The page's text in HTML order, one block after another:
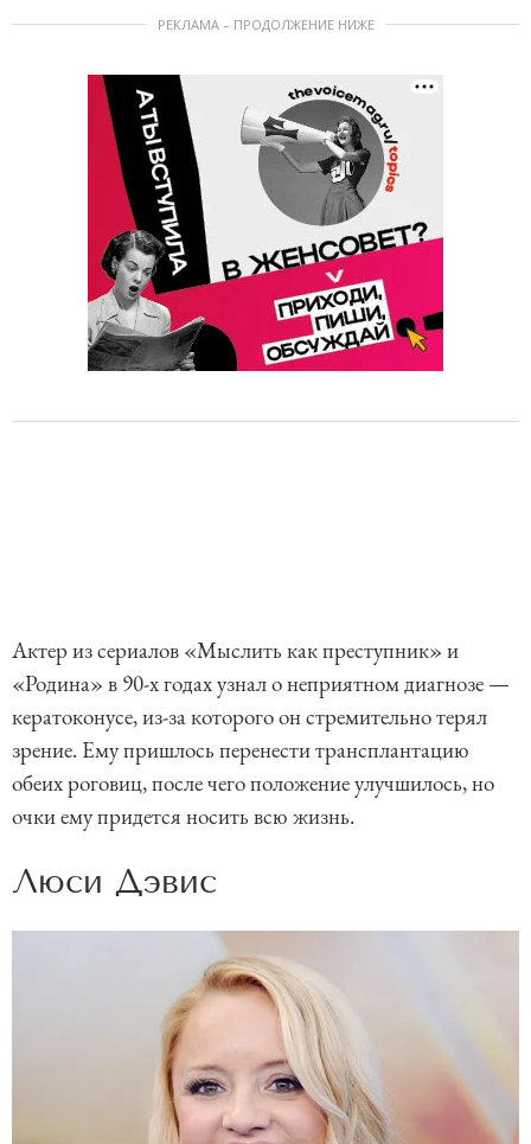
РЕКЛАМА – ПРОДОЛЖЕНИЕ НИЖЕ
Актер из сериалов «Мыслить как преступник» и
«Родина» в 90-х годах узнал о неприятном диагнозе —
кератоконусе, из-за которого он стремительно терял
зрение. Ему пришлось перенести трансплантацию
обеих роговиц, после чего положение улучшилось, но
очки ему придется носить всю жизнь.
Люси Дэвис